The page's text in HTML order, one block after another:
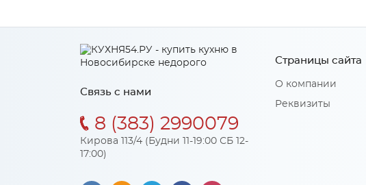
Связь с нами
8 (383) 2990079
Кирова 113/4 (Будни 11-19:00 СБ 12-
17:00)
Страницы сайта
О компании
Реквизиты